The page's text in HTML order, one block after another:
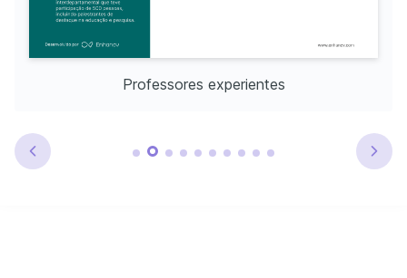
Professores experientes